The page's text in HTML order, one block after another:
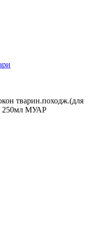
тварин.походж.(для
250мл МУАР